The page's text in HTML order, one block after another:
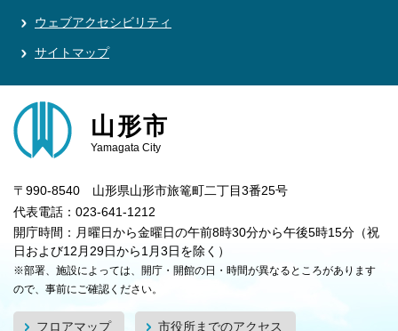
ウェブアクセシビリティ
サイトマップ
山形市
Yamagata City
〒990-8540 山形県山形市旅篭町二丁目3番25号
代表電話：023-641-1212
開庁時間：月曜日から金曜日の午前8時30分から午後5時15分（祝
日および12月29日から1月3日を除く）
※部署、施設によっては、開庁・開館の日・時間が異なるところがあります
ので、事前にご確認ください。
フロアマップ 市役所までのアクセス